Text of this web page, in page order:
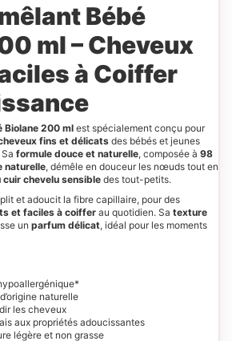
Bébé
ml – Cheveux
à Coiffer
Biolane 200 ml est spécialement conçu pour
fins et délicats des bébés et jeunes
formule douce et naturelle, composée à 98
naturelle, démêle en douceur les nœuds tout en
cuir chevelu sensible des tout-petits.
et adoucit la fibre capillaire, pour des
et faciles à coiffer au quotidien. Sa texture
un parfum délicat, idéal pour les moments
naturelle
les cheveux
aux propriétés adoucissantes
légère et non grasse